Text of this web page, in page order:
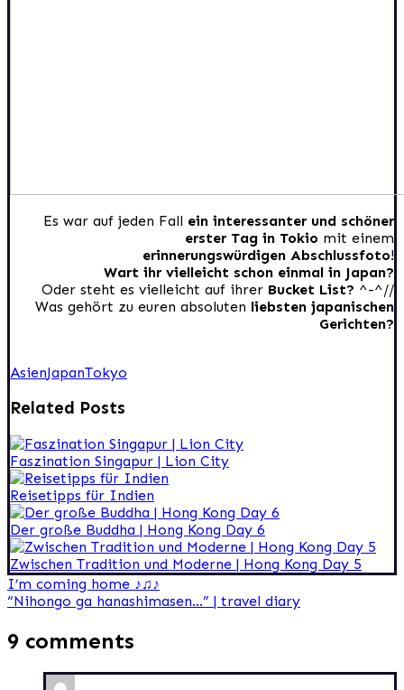
Es war auf jeden Fall ein interessanter und schöner
erster Tag in Tokio mit einem
erinnerungswürdigen Abschlussfoto!
Wart ihr vielleicht schon einmal in Japan?
Oder steht es vielleicht auf ihrer Bucket List? ^-^//
Was gehört zu euren absoluten liebsten japanischen
Gerichten?
AsienJapanTokyo
Related Posts
Faszination Singapur | Lion City
Reisetipps für Indien
Der große Buddha | Hong Kong Day 6
Zwischen Tradition und Moderne | Hong Kong Day 5
Beitragsnavigation
I’m coming home ♪♫♪
“Nihongo ga hanashimasen…” | travel diary
9 comments